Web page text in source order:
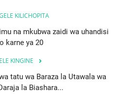
KILICHOPITA
na mkubwa zaidi wa uhandisi
karne ya 20
KINGINE
tatu wa Baraza la Utawala wa
la Biashara...